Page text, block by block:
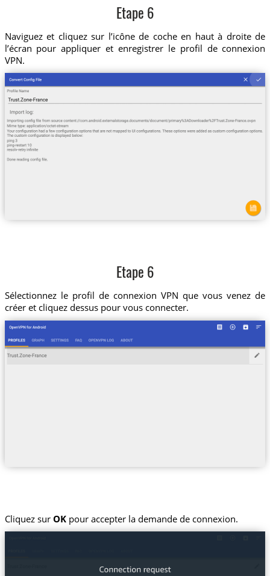
Etape 6
Naviguez et cliquez sur l’icône de coche en haut à droite de
l’écran pour appliquer et enregistrer le profil de connexion
VPN.
Etape 6
Sélectionnez le profil de connexion VPN que vous venez de
créer et cliquez dessus pour vous connecter.
Cliquez sur OKpour accepter la demande de connexion.